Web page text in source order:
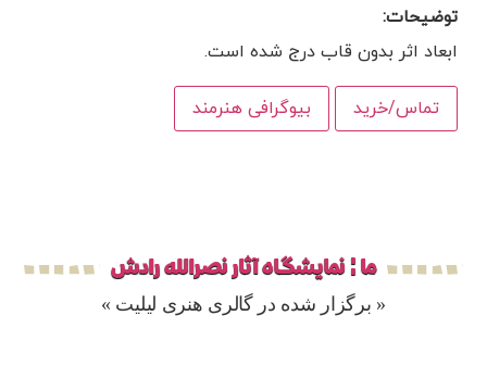
توضیحات:
ابعاد اثر بدون قاب درج شده است.
تماس/خرید بیوگرافی هنرمند
ما ¦ نمایشگاه آثار نصرالله رادش
« برگزار شده در گالری هنری لیلیت »